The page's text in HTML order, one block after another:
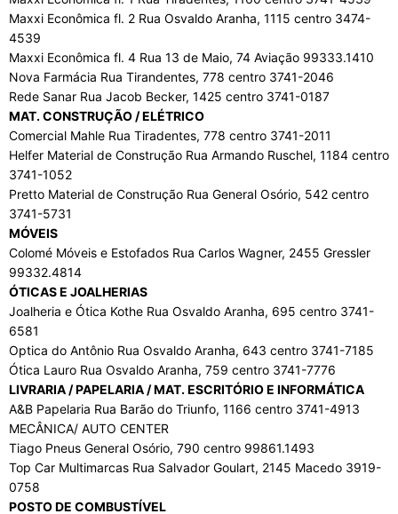
Maxxi Econômica fl. 2 Rua Osvaldo Aranha, 1115 centro 3474-
4539
Maxxi Econômica fl. 4 Rua 13 de Maio, 74 Aviação 99333.1410
Nova Farmácia Rua Tirandentes, 778 centro 3741-2046
Rede Sanar Rua Jacob Becker, 1425 centro 3741-0187
MAT. CONSTRUÇÃO / ELÉTRICO
Comercial Mahle Rua Tiradentes, 778 centro 3741-2011
Helfer Material de Construção Rua Armando Ruschel, 1184 centro
3741-1052
Pretto Material de Construção Rua General Osório, 542 centro
3741-5731
MÓVEIS
Colomé Móveis e Estofados Rua Carlos Wagner, 2455 Gressler
99332.4814
ÓTICAS E JOALHERIAS
Joalheria e Ótica Kothe Rua Osvaldo Aranha, 695 centro 3741-
6581
Optica do Antônio Rua Osvaldo Aranha, 643 centro 3741-7185
Ótica Lauro Rua Osvaldo Aranha, 759 centro 3741-7776
LIVRARIA / PAPELARIA / MAT. ESCRITÓRIO E INFORMÁTICA
A&B Papelaria Rua Barão do Triunfo, 1166 centro 3741-4913
MECÂNICA/ AUTO CENTER
Tiago Pneus General Osório, 790 centro 99861.1493
Top Car Multimarcas Rua Salvador Goulart, 2145 Macedo 3919-
0758
POSTO DE COMBUSTÍVEL